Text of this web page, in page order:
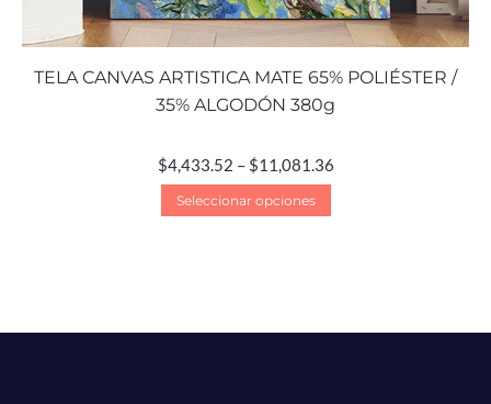
TELA CANVAS ARTISTICA MATE 65% POLIÉSTER /
35% ALGODÓN 380g
$4,433.52 – $11,081.36
Seleccionar opciones